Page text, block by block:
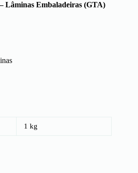
Lâminas Embaladeiras (GTA)
1 kg